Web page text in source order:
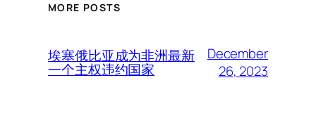
MORE POSTS
埃塞俄比亚成为非洲最新
一个主权违约国家
December
26, 2023